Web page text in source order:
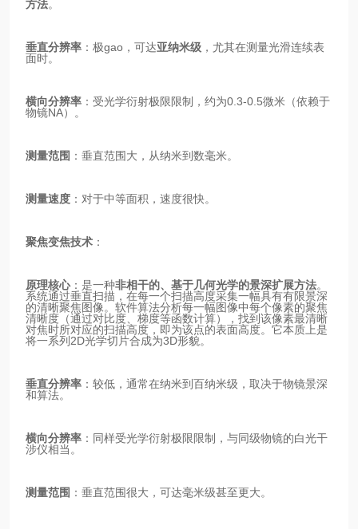
方法。
垂直分辨率 ：极gao，可达亚纳米级 ，尤其在测量光滑连续表
面时。
横向分辨率 ：受光学衍射极限限制，约为0.3-0.5微米（依赖于
物镜NA）。
测量范围 ：垂直范围大，从纳米到数毫米。
测量速度 ：对于中等面积，速度很快。
聚焦变焦技术 ：
原理核心：是一种非相干的、基于几何光学的景深扩展方法。
系统通过垂直扫描，在每一个扫描高度采集一幅具有有限景深
的清晰聚焦图像。软件算法分析每一幅图像中每个像素的聚焦
清晰度（通过对比度、梯度等函数计算），找到该像素最清晰
对焦时所对应的扫描高度，即为该点的表面高度。它本质上是
将一系列2D光学切片合成为3D形貌。
垂直分辨率 ：较低，通常在纳米到百纳米级，取决于物镜景深
和算法。
横向分辨率 ：同样受光学衍射极限限制，与同级物镜的白光干
涉仪相当。
测量范围 ：垂直范围很大，可达毫米级甚至更大。